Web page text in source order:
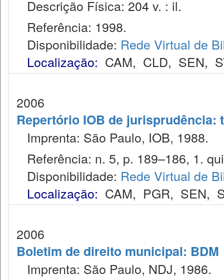
Descrição Física: 204 v. : il.
Referência: 1998.
Disponibilidade: Rede Virtual de
Localização: CAM, CLD, SEN,
2006
Repertório IOB de
Imprenta: São Paulo, IOB, 1988.
Referência: n. 5, p. 189–186, 1.
Disponibilidade: Rede Virtual de
Localização: CAM, PGR, SEN,
2006
Boletim de direito municipal: BDM
Imprenta: São Paulo, NDJ, 1986.